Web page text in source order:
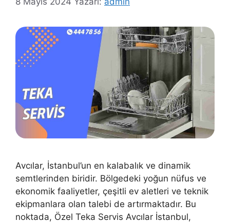
Avcılar, İstanbul’un en kalabalık ve dinamik
semtlerinden biridir. Bölgedeki yoğun nüfus ve
ekonomik faaliyetler, çeşitli ev aletleri ve teknik
ekipmanlara olan talebi de artırmaktadır. Bu
noktada, Özel Teka Servis Avcılar İstanbul,